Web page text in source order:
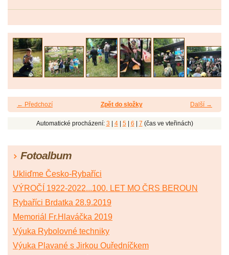
← Předchozí Další →
Zpět do složky
Automatické procházení: 3 4| 5| 6 7 (čas ve vteřinách)
Fotoalbum
Ukliďme Česko-Rybaříci
VÝROČÍ 1922-2022...100. LET MO ČRS BEROUN
Rybaříci Brdatka 28.9.2019
Memoriál Fr.Hlaváčka 2019
Výuka Rybolovné techniky
Výuka Plavané s Jirkou Ouředníčkem